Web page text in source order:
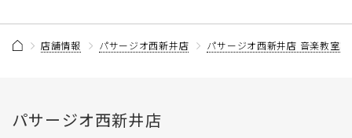
店舗情報 パサージオ西新井店 パサージオ西新井店 音楽教室
パサージオ西新井店